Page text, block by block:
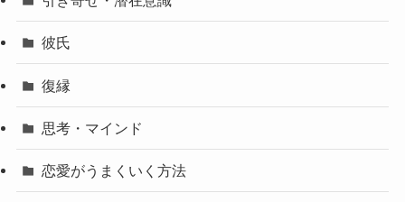
彼氏
復縁
思考・マインド
恋愛がうまくいく方法